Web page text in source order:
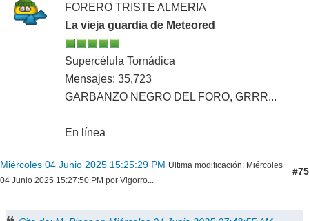
FORERO TRISTE ALMERIA
La vieja guardia de Meteored
Supercélula Tornádica
Mensajes: 35,723
GARBANZO NEGRO DEL FORO, GRRR...
En línea
Miércoles 04 Junio 2025 15:25:29 PM Ultima modificación: Miércoles
04 Junio 2025 15:27:50 PM por Vigorro...
#75